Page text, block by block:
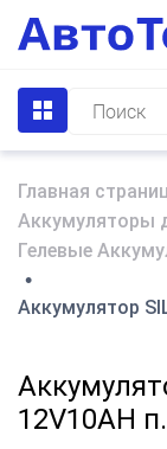
Главная
Аккумуляторы
Гелевые
•
Аккумулятор
12V10AH